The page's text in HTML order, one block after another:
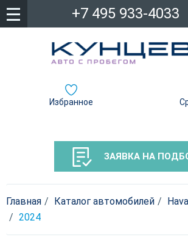
+7 495 933-4033
Избранное
ЗАЯВКА НА
Главная Каталог автомобилей Haval
2024